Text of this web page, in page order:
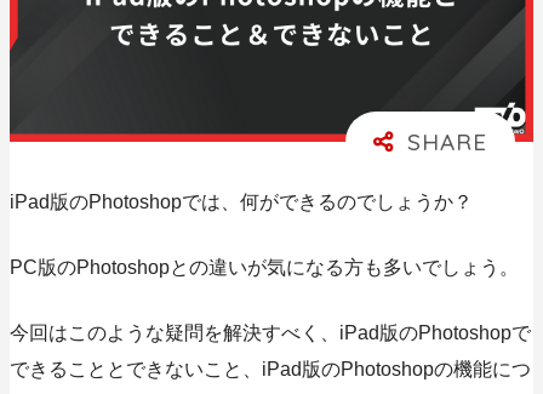
iPad版のPhotoshopでは、何ができるのでしょうか？
PC版のPhotoshopとの違いが気になる方も多いでしょう。
今回はこのような疑問を解決すべく、 iPad版のPhotoshopで
できることとできないこと、iPad版のPhotoshopの機能につ